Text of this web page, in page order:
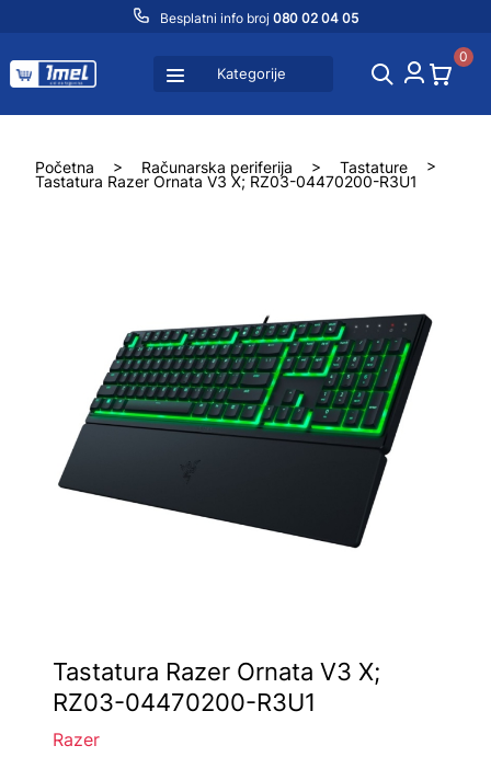
Besplatni info broj 080 02 04 05
Kategorije
0
Početna > Računarska periferija > Tastature
>
Tastatura Razer Ornata V3 X; RZ03-04470200-R3U1
Tastatura Razer Ornata V3 X;
RZ03-04470200-R3U1
Razer